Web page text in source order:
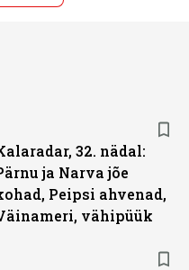
32. nädal:
ja Narva jõe
Peipsi ahvenad,
vähipüük